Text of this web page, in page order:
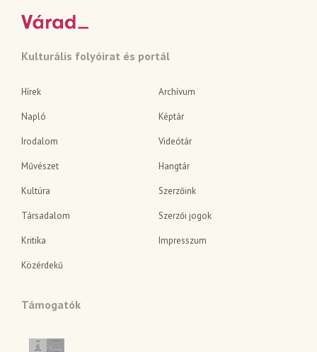
Kulturális folyóirat és portál
Hírek
Napló
Irodalom
Művészet
Kultúra
Társadalom
Kritika
Közérdekű
Archívum
Képtár
Videótár
Hangtár
Szerzőink
Szerzői jogok
Impresszum
Támogatók